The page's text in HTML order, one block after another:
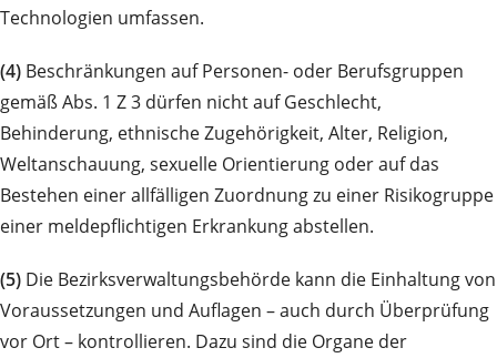
Technologien umfassen.
(4) Beschränkungen auf Personen- oder Berufsgruppen
gemäß Abs. 1 Z 3 dürfen nicht auf Geschlecht,
Behinderung, ethnische Zugehörigkeit, Alter, Religion,
Weltanschauung, sexuelle Orientierung oder auf das
Bestehen einer allfälligen Zuordnung zu einer Risikogruppe
einer meldepflichtigen Erkrankung abstellen.
(5) Die Bezirksverwaltungsbehörde kann die Einhaltung von
Voraussetzungen und Auflagen – auch durch Überprüfung
vor Ort – kontrollieren. Dazu sind die Organe der